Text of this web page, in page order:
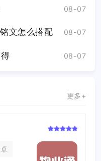
08-07
文怎么搭配 08-07
08-07
更多+